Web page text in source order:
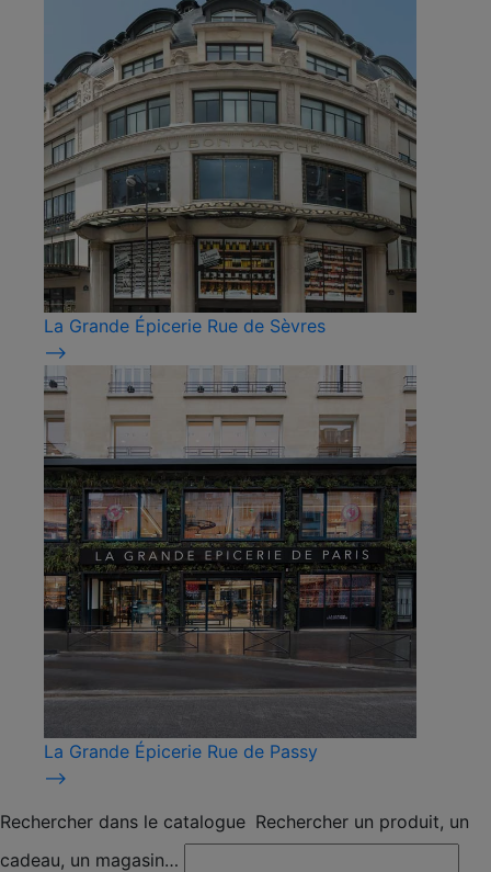
La Grande Épicerie Rue de Sèvres
⟶
La Grande Épicerie Rue de Passy
⟶
Rechercher dans le catalogue Rechercher un produit, un
cadeau, un magasin…